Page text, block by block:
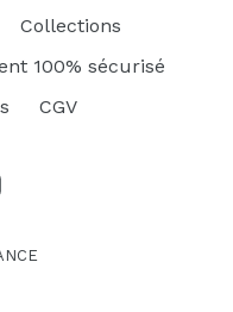
Collections
100% sécurisé
CGV
Instagram